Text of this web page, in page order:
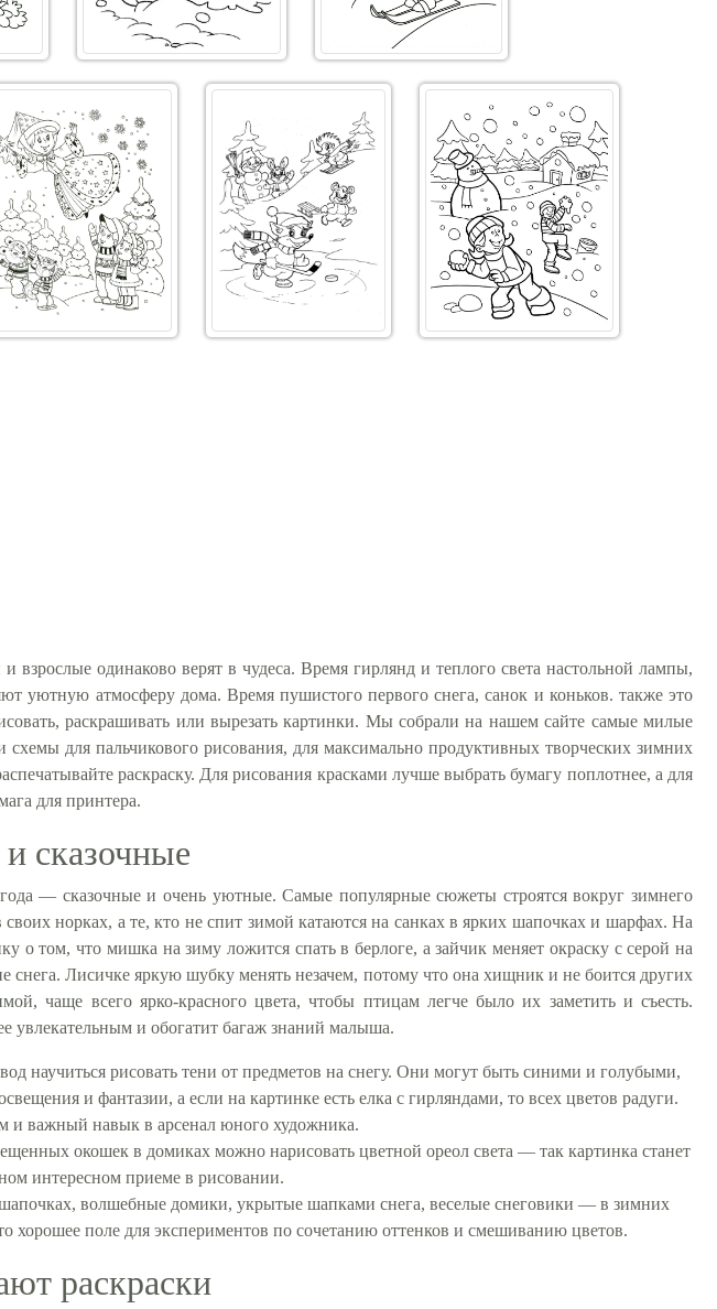
взрослые одинаково верят в чудеса. Время гирлянд и теплого света настольной лампы,
уютную атмосферу дома. Время пушистого первого снега, санок и коньков. также это
раскрашивать или вырезать картинки. Мы собрали на нашем сайте самые милые
для пальчикового рисования, для максимально продуктивных творческих зимних
раскраску. Для рисования красками лучше выбрать бумагу поплотнее, а для
для принтера.
сказочные
— сказочные и очень уютные. Самые популярные сюжеты строятся вокруг зимнего
своих норках, а те, кто не спит зимой катаются на санках в ярких шапочках и шарфах. На
о том, что мишка на зиму ложится спать в берлоге, а зайчик меняет окраску с серой на
снега. Лисичке яркую шубку менять незачем, потому что она хищник и не боится других
чаще всего ярко-красного цвета, чтобы птицам легче было их заметить и съесть.
увлекательным и обогатит багаж знаний малыша.
научиться рисовать тени от предметов на снегу. Они могут быть синими и голубыми,
и фантазии, а если на картинке есть елка с гирляндами, то всех цветов радуги.
и важный навык в арсенал юного художника.
окошек в домиках можно нарисовать цветной ореол света — так картинка станет
интересном приеме в рисовании.
шапочках, волшебные домики, укрытые шапками снега, веселые снеговики — в зимних
хорошее поле для экспериментов по сочетанию оттенков и смешиванию цветов.
раскраски